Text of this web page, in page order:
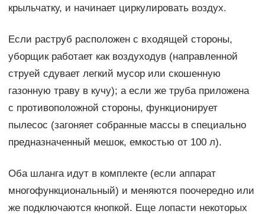
крыльчатку, и начинает циркулировать воздух.
Если раструб расположен с входящей стороны,
уборщик работает как воздуходув (направленной
струей сдувает легкий мусор или скошенную
газонную траву в кучу); а если же труба приложена
с противоположной стороны, функционирует
пылесос (загоняет собранные массы в специально
предназначенный мешок, емкостью от 100 л).
Оба шланга идут в комплекте (если аппарат
многофункциональный) и меняются поочередно или
же подключаются кнопкой. Еще лопасти некоторых